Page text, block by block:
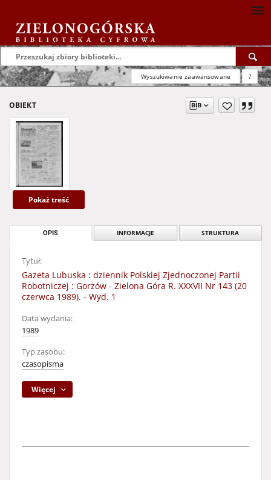
Wyszukiwanie zaawansowane ?
OBIEKT
Pokaż treść
OPIS INFORMACJE STRUKTURA
Tytuł:
Gazeta Lubuska : dziennik Polskiej Zjednoczonej Partii
Robotniczej : Gorzów - Zielona Góra R. XXXVII Nr 143 (20
czerwca 1989). - Wyd. 1
Data wydania:
1989
Typ zasobu:
czasopisma
Więcej